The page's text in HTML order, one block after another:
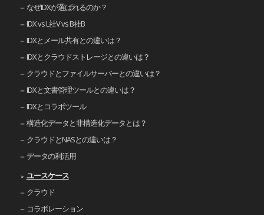
なぜIDXが選ばれるのか？
IDX vs L社V vs B社B
IDXとメール共有との違いは？
IDXとクラウドストレージとの違いは？
クラウドとファイルサーバーとの違いは？
IDXと文書管理ツールとの違いは？
IDXとコラボツール
構造化データと非構造化データとは？
クラウドとNASとの違いは？
データの利活用
ユースケース
クラウド
コラボレーション